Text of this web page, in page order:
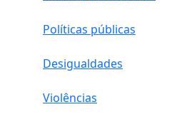
Políticas públicas
Desigualdades
Violências